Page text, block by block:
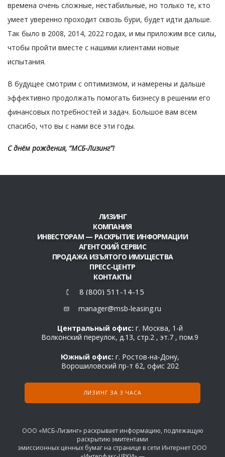
времена очень сложные, нестабильные, но только те, кто
умеет уверенно проходит сквозь бури, будет идти дальше.
Так было в 2008, 2014, 2022 годах, и мы приложим все силы,
чтобы пройти вместе с нашими клиентами новые
испытания.
В будущее смотрим с оптимизмом, и намерены и дальше
эффективно продолжать помогать бизнесу в решении его
финансовых потребностей и задач. Большое вам всем
спасибо, что вы с нами все эти годы.
С днём рождения, “МСБ-Лизинг”!
ЛИЗИНГ
КОМПАНИЯ
ИНВЕСТОРАМ — РАСКРЫТИЕ ИНФОРМАЦИИ
АГЕНТСКИЙ СЕРВИС
ПРОДАЖА ИЗЪЯТОГО ИМУЩЕСТВА
ПРЕСС-ЦЕНТР
КОНТАКТЫ
8 (800) 511-14-15
manager@msb-leasing.ru
Центральный офис: г. Москва, 1-й
Волконский переулок, д.13, стр.2 , эт.7 , пом.9
Южный офис: г. Ростов-на-Дону,
Ворошиловский пр-т 62, офис 202
ЛИЗИНГ ЗА 3 ЧАСА
ООО «МСБ-Лизинг» раскрывает информацию, подлежащую
раскрытию эмитентами
эмиссионных ценных бумаг на странице в сети Интернет ООО